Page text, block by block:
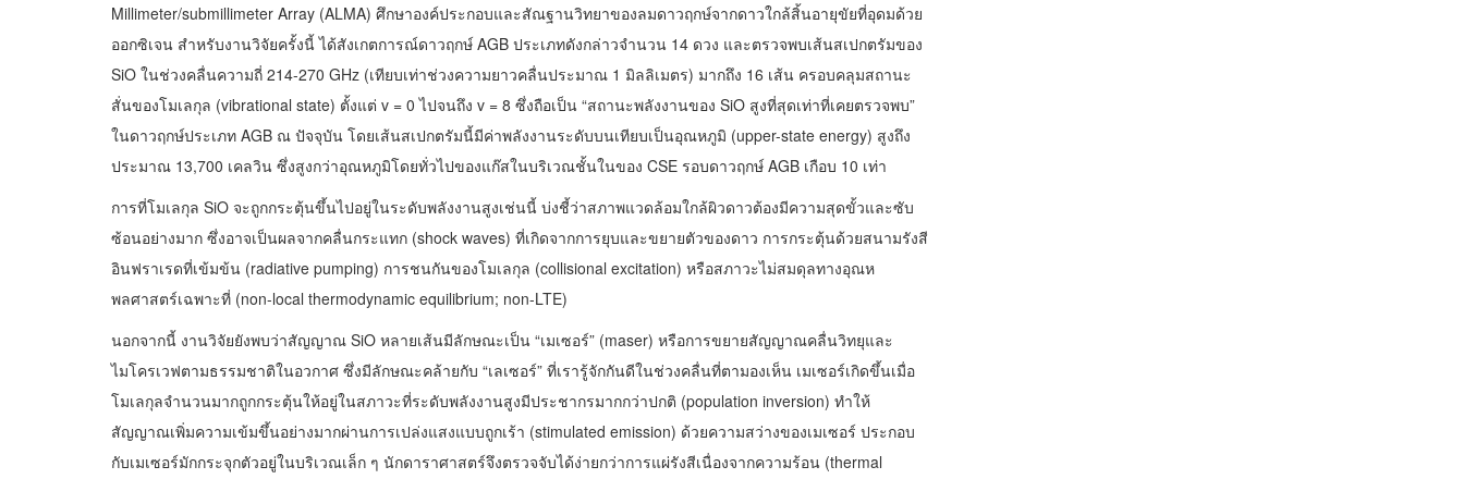
Millimeter/submillimeter Array (ALMA) ศึกษาองค์ประกอบและสัณฐานวิทยาของลมดาวฤกษ์จากดาวใกล้สิ้นอายุขัยที่อุดมด้วย
ออกซิเจน สำหรับงานวิจัยครั้งนี้ ได้สังเกตการณ์ดาวฤกษ์ AGB ประเภทดังกล่าวจำนวน 14 ดวง และตรวจพบเส้นสเปกตรัมของ
SiO ในช่วงคลื่นความถี่ 214-270 GHz (เทียบเท่าช่วงความยาวคลื่นประมาณ 1 มิลลิเมตร) มากถึง 16 เส้น ครอบคลุมสถานะ
สั่นของโมเลกุล (vibrational state) ตั้งแต่ v = 0 ไปจนถึง v = 8 ซึ่งถือเป็น “สถานะพลังงานของ SiO สูงที่สุดเท่าที่เคยตรวจพบ”
ในดาวฤกษ์ประเภท AGB ณ ปัจจุบัน โดยเส้นสเปกตรัมนี้มีค่าพลังงานระดับบนเทียบเป็นอุณหภูมิ (upper-state energy) สูงถึง
ประมาณ 13,700 เคลวิน ซึ่งสูงกว่าอุณหภูมิโดยทั่วไปของแก๊สในบริเวณชั้นในของ CSE รอบดาวฤกษ์ AGB เกือบ 10 เท่า
การที่โมเลกุล SiO จะถูกกระตุ้นขึ้นไปอยู่ในระดับพลังงานสูงเช่นนี้ บ่งชี้ว่าสภาพแวดล้อมใกล้ผิวดาวต้องมีความสุดขั้วและซับ
ซ้อนอย่างมาก ซึ่งอาจเป็นผลจากคลื่นกระแทก (shock waves) ที่เกิดจากการยุบและขยายตัวของดาว การกระตุ้นด้วยสนามรังสี
อินฟราเรดที่เข้มข้น (radiative pumping) การชนกันของโมเลกุล (collisional excitation) หรือสภาวะไม่สมดุลทางอุณห
พลศาสตร์เฉพาะที่ (non-local thermodynamic equilibrium; non-LTE)
นอกจากนี้ งานวิจัยยังพบว่าสัญญาณ SiO หลายเส้นมีลักษณะเป็น “เมเซอร์” (maser) หรือการขยายสัญญาณคลื่นวิทยุและ
ไมโครเวฟตามธรรมชาติในอวกาศ ซึ่งมีลักษณะคล้ายกับ “เลเซอร์” ที่เรารู้จักกันดีในช่วงคลื่นที่ตามองเห็น เมเซอร์เกิดขึ้นเมื่อ
โมเลกุลจำนวนมากถูกกระตุ้นให้อยู่ในสภาวะที่ระดับพลังงานสูงมีประชากรมากกว่าปกติ (population inversion) ทำให้
สัญญาณเพิ่มความเข้มขึ้นอย่างมากผ่านการเปล่งแสงแบบถูกเร้า (stimulated emission) ด้วยความสว่างของเมเซอร์ ประกอบ
กับเมเซอร์มักกระจุกตัวอยู่ในบริเวณเล็ก ๆ นักดาราศาสตร์จึงตรวจจับได้ง่ายกว่าการแผ่รังสีเนื่องจากความร้อน (thermal